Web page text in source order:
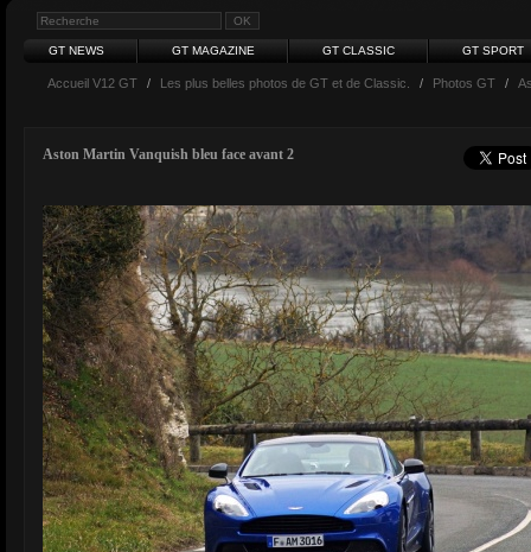
GT NEWS GT MAGAZINE GT CLASSIC GT SPORT
Accueil V12 GT / Les plus belles photos de GT et de Classic. / Photos GT /
Aston Martin Vanquish bleu face avant 2